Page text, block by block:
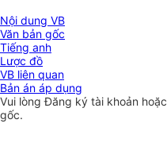
Nội dung VB
Văn bản gốc
Tiếng anh
Lược đồ
VB liên quan
Bản án áp dụng
Vui lòngĐăng ký tài khoản hoặc
gốc.